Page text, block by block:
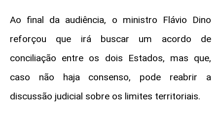
Ao final da audiência, o ministro Flávio Dino
reforçou que irá buscar um acordo de
conciliação entre os dois Estados, mas que,
caso não haja consenso, pode reabrir a
discussão judicial sobre os limites territoriais.